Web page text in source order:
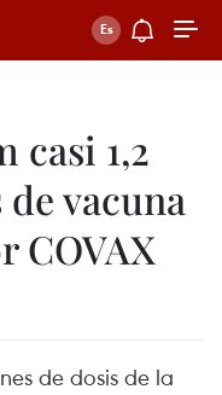
casi 1,2
vacuna
COVAX
de dosis de la